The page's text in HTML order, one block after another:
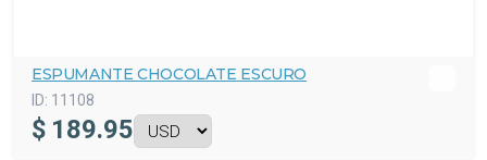
ESPUMANTE CHOCOLATE ESCURO
ID: 11108
$ 189.95